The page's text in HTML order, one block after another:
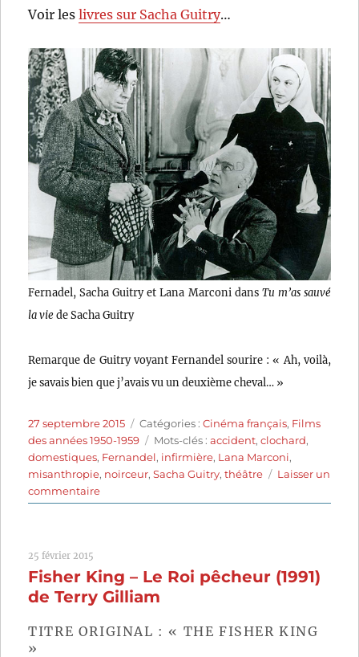
Voir leslivres sur Sacha Guitry…
Fernadel, Sacha Guitry et Lana Marconi dans Tu m’as sauvé
la viede Sacha Guitry
Remarque de Guitry voyant Fernandel sourire : « Ah, voilà,
je savais bien que j’avais vu un deuxième cheval… »
Publié
le
27 septembre 2015 Catégories
Catégories :Cinéma français, Films
des années 1950-1959
Étiquettes
Mots-clés :accident,clochard,
domestiques, Fernandel, infirmière, Lana Marconi,
misanthropie, noirceur,Sacha Guitry,théâtre
Laisser un
commentairesur
Tu
vie
(1950)
Sacha
25 février 2015
Fisher King – Le Roi pêcheur (1991)
de Terry Gilliam
TITRE ORIGINAL : « THE FISHER KING
»